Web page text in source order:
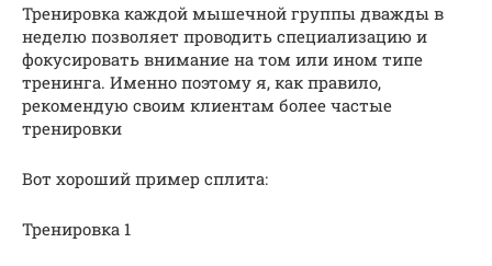
Тренировка каждой мышечной группы дважды в
неделю позволяет проводить специализацию и
фокусировать внимание на том или ином типе
тренинга. Именно поэтому я, как правило,
рекомендую своим клиентам более частые
тренировки
Вот хороший пример сплита:
Тренировка 1